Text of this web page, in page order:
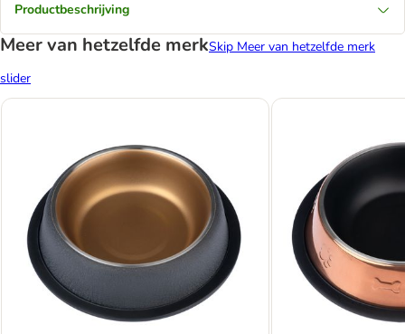
Productbeschrijving
Meer van hetzelfde merkSkip Meer van hetzelfde merk
slider